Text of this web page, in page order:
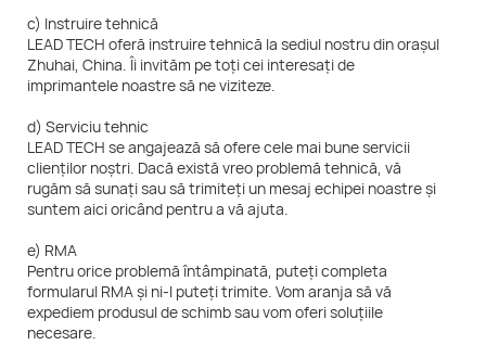
c) Instruire tehnică
LEAD TECH oferă instruire tehnică la sediul nostru din orașul
Zhuhai, China. Îi invităm pe toți cei interesați de
imprimantele noastre să ne viziteze.
d) Serviciu tehnic
LEAD TECH se angajează să ofere cele mai bune servicii
clienților noștri. Dacă există vreo problemă tehnică, vă
rugăm să sunați sau să trimiteți un mesaj echipei noastre și
suntem aici oricând pentru a vă ajuta.
e) RMA
Pentru orice problemă întâmpinată, puteți completa
formularul RMA și ni-l puteți trimite. Vom aranja să vă
expediem produsul de schimb sau vom oferi soluțiile
necesare.